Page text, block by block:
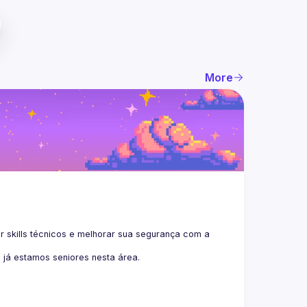
More
skills técnicos e melhorar sua segurança com a
estamos seniores nesta área.